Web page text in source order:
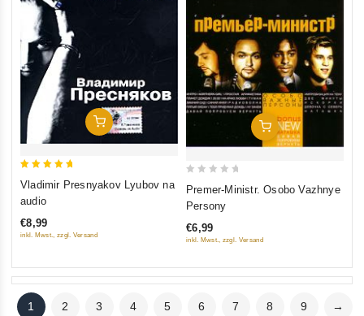
In Den Warenkorb
Vladimir Presnyakov Lyubov na
audio
€8,99
inkl. Mwst., zzgl. Versand
In Den Warenkorb
5
Premer-Ministr. Osobo Vazhnye
Persony
€6,99
inkl. Mwst., zzgl. Versand
1 2 3 4 5 6 7 8 9 →